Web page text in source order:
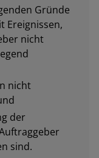
Gründe
Ereignissen,
nicht
nicht
der
sind.